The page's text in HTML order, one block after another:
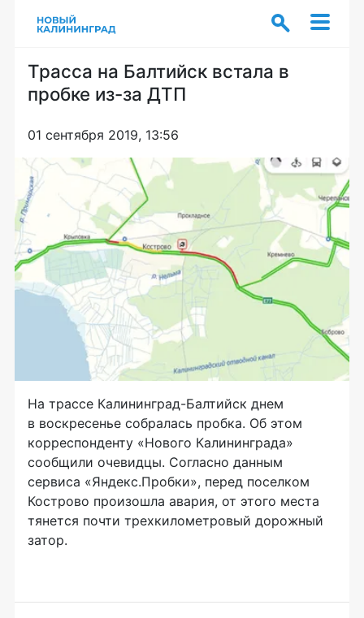
Трасса на Балтийск встала в
пробке из-за ДТП
01 сентября 2019, 13:56
На трассе Калининград-Балтийск днем
в воскресенье собралась пробка. Об этом
корреспонденту «Нового Калининграда»
сообщили очевидцы. Согласно данным
сервиса «Яндекс.Пробки», перед поселком
Кострово произошла авария, от этого места
тянется почти трехкилометровый дорожный
затор.